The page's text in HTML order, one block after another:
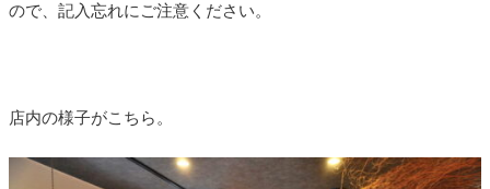
ので、記入忘れにご注意ください。
店内の様子がこちら。